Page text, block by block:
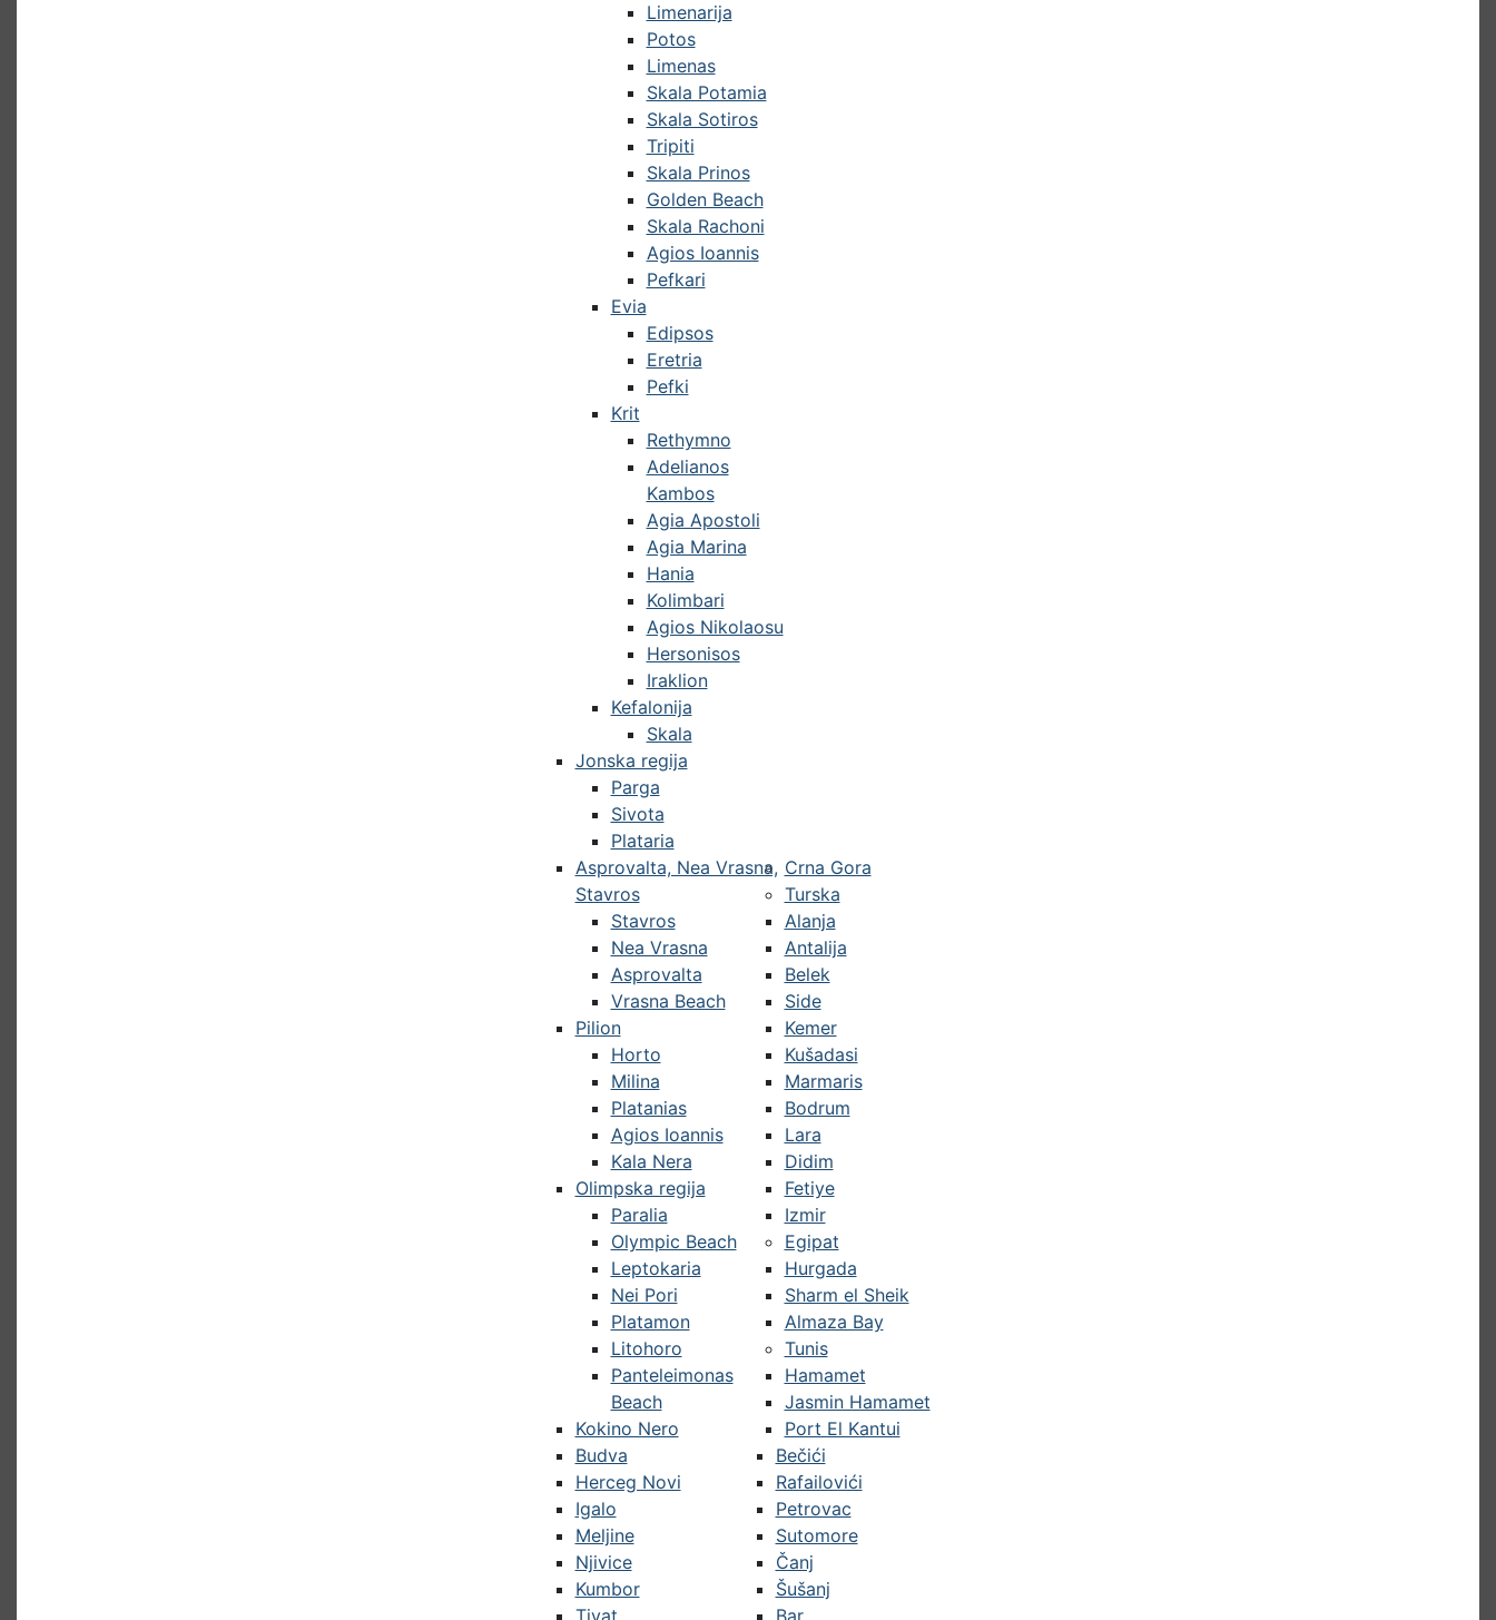
Limenarija
Potos
Limenas
Skala Potamia
Skala Sotiros
Tripiti
Skala Prinos
Golden Beach
Skala Rachoni
Agios Ioannis
Pefkari
Evia
Edipsos
Eretria
Pefki
Krit
Rethymno
Adelianos
Kambos
Agia Apostoli
Agia Marina
Hania
Kolimbari
Agios Nikolaosu
Hersonisos
Iraklion
Kefalonija
Skala
Jonska regija
Parga
Sivota
Plataria
Asprovalta, Nea Vrasna,
Stavros
Stavros
Nea Vrasna
Asprovalta
Vrasna Beach
Pilion
Horto
Milina
Platanias
Agios Ioannis
Kala Nera
Olimpska regija
Paralia
Olympic Beach
Leptokaria
Nei Pori
Platamon
Litohoro
Panteleimonas
Beach
Kokino Nero
Crna Gora
Budva
Herceg Novi
Igalo
Meljine
Njivice
Kumbor
Tivat
Bečići
Rafailovići
Petrovac
Sutomore
Čanj
Šušanj
Bar
Turska
Alanja
Antalija
Belek
Side
Kemer
Kušadasi
Marmaris
Bodrum
Lara
Didim
Fetiye
Izmir
Egipat
Hurgada
Sharm el Sheik
Almaza Bay
Tunis
Hamamet
Jasmin Hamamet
Port El Kantui